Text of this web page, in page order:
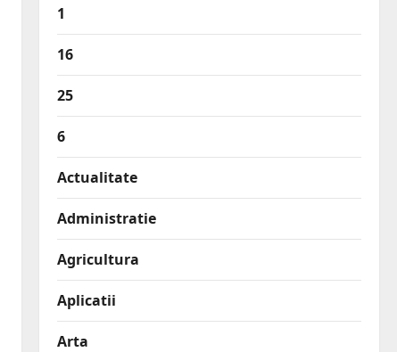
1
16
25
6
Actualitate
Administratie
Agricultura
Aplicatii
Arta